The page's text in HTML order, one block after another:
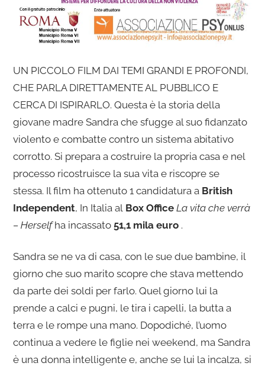
UN PICCOLO FILM DAI TEMI GRANDI E PROFONDI,
CHE PARLA DIRETTAMENTE AL PUBBLICO E
CERCA DI ISPIRARLO. Questa è la storia della
giovane madre Sandra che sfugge al suo fidanzato
violento e combatte contro un sistema abitativo
corrotto. Si prepara a costruire la propria casa e nel
processo ricostruisce la sua vita e riscopre se
stessa. Il film ha ottenuto 1 candidatura a British
Independent, In Italia al Box Office La vita che verrà
– Herselfha incassato 51,1 mila euro.
Sandra se ne va di casa, con le sue due bambine, il
giorno che suo marito scopre che stava mettendo
da parte dei soldi per farlo. Quel giorno lui la
prende a calci e pugni, le tira i capelli, la butta a
terra e le rompe una mano. Dopodiché, l’uomo
continua a vedere le figlie nei weekend, ma Sandra
è una donna intelligente e, anche se lui la incalza, si